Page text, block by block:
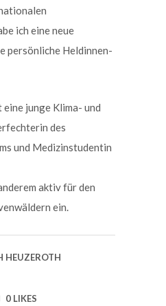
ich eine neue
persönliche Heldinnen-
junge Klima- und
des
und Medizinstudentin
aktiv für den
ein.
HEUZEROTH
0 LIKES